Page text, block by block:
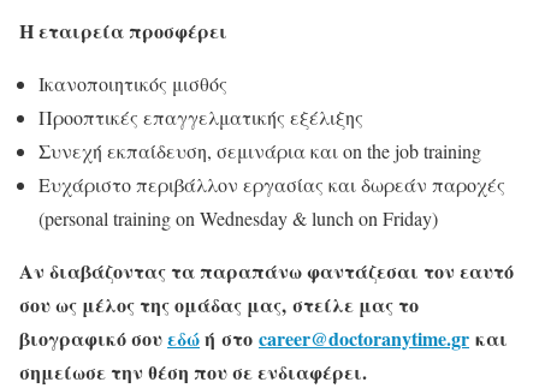
Η εταιρεία προσφέρει
Ικανοποιητικός μισθός
Προοπτικές επαγγελματικής εξέλιξης
Συνεχή εκπαίδευση, σεμινάρια και on the job training
Ευχάριστο περιβάλλον εργασίας και δωρεάν παροχές
(personal training on Wednesday & lunch on Friday)
Αν διαβάζοντας τα παραπάνω φαντάζεσαι τον εαυτό
σου ως μέλος της ομάδας μας, στείλε μας το
βιογραφικό σουεδώή στο career@doctoranytime.gr και
σημείωσε την θέση που σε ενδιαφέρει.